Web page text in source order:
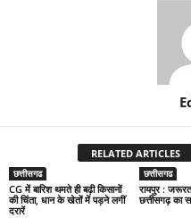
RELATED ARTICLES
छत्तीसगढ
CG में बारिश थमते ही बढ़ी किसानों
की चिंता, धान के खेतों में पड़ने लगीं
दरारें
छत्तीसगढ
रायपुर :
छत्तीसगढ़ का